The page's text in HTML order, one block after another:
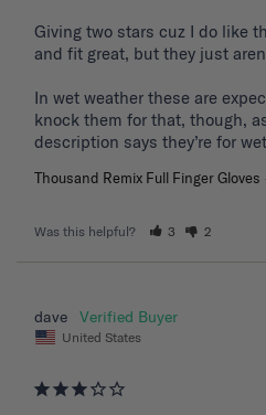
Giving two stars cuz I do like
and fit great, but they just
In wet weather these are
knock them for that, though,
Thousand Remix Full Finger Gloves
Was this helpful? 3 2
dave
United States